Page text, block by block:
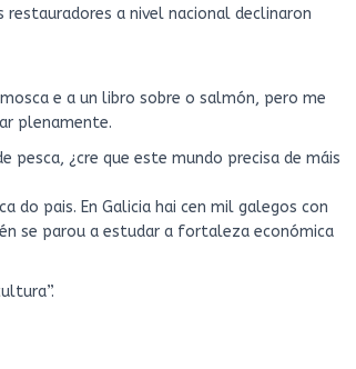
restauradores a nivel nacional declinaron
e a un libro sobre o salmón, pero me
plenamente.
pesca, ¿cre que este mundo precisa de máis
do pais. En Galicia hai cen mil galegos con
se parou a estudar a fortaleza económica